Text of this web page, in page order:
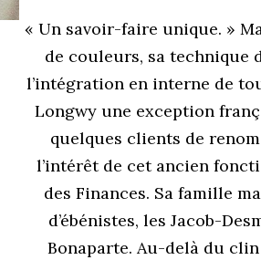
« Un savoir-faire unique. »
de couleurs, sa technique
l’intégration en interne de
Longwy une exception
quelques clients de
l’intérêt de cet ancien
des Finances. Sa famille
d’ébénistes, les Jacob-
Bonaparte. Au-delà du